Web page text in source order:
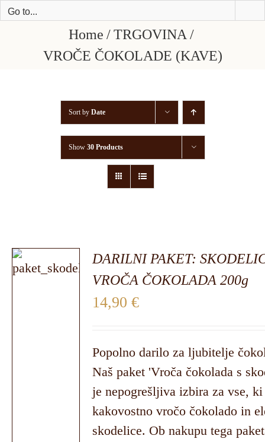
Skip
Go to...
Home
TRGOVINA
VROČE ČOKOLADE (KAVE)
Sort by Date
Show 30 Products
DARILNI PAKET:
VROČA ČOKOLADA 200g
14,90 €
Popolno darilo za ljubitelje
Naš paket 'Vroča čokolada s
je nepogrešljiva izbira za vse,
kakovostno vročo čokolado in
skodelice. Ob nakupu tega